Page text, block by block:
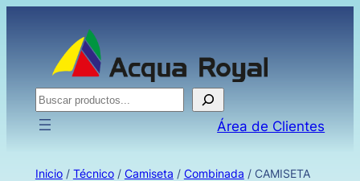
Buscar
Área de Clientes
Inicio/ Técnico/ Camiseta / Combinada / CAMISETA